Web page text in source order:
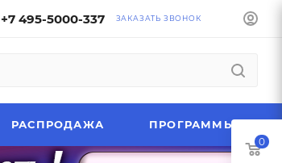
+7 495-5000-337 ЗАКАЗАТЬ ЗВОНОК
РАСПРОДАЖА ПРОГРАММЫ
0